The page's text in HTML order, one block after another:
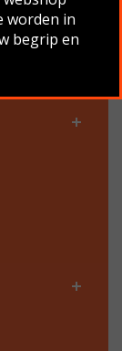
worden in
begrip en